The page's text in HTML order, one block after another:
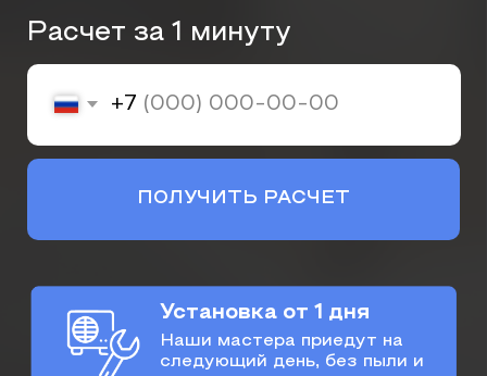
следующий день, без пыли и
грязи установят кондиционер